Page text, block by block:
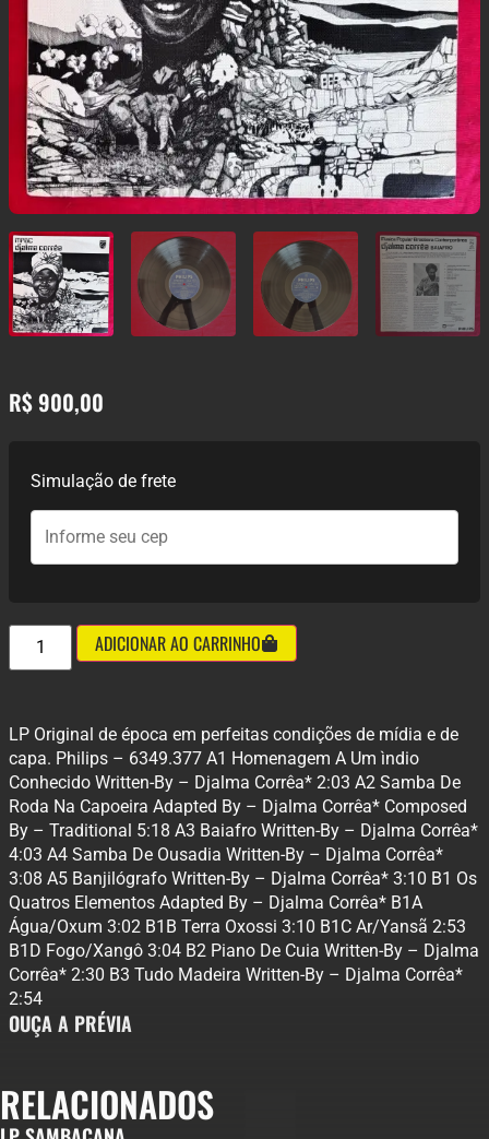
R$900,00
Simulação de frete
ADICIONAR AO CARRINHO
LP Original de época em perfeitas condições de mídia e de
capa. Philips – 6349.377 A1 Homenagem A Um ìndio
Conhecido Written-By – Djalma Corrêa* 2:03 A2 Samba De
Roda Na Capoeira Adapted By – Djalma Corrêa* Composed
By – Traditional 5:18 A3 Baiafro Written-By – Djalma Corrêa*
4:03 A4 Samba De Ousadia Written-By – Djalma Corrêa*
3:08 A5 Banjilógrafo Written-By – Djalma Corrêa* 3:10 B1 Os
Quatros Elementos Adapted By – Djalma Corrêa* B1A
Água/Oxum 3:02 B1B Terra Oxossi 3:10 B1C Ar/Yansã 2:53
B1D Fogo/Xangô 3:04 B2 Piano De Cuia Written-By – Djalma
Corrêa* 2:30 B3 Tudo Madeira Written-By – Djalma Corrêa*
2:54
OUÇA A PRÉVIA
RELACIONADOS